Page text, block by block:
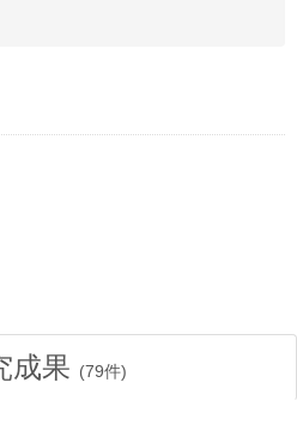
成果 (79件)